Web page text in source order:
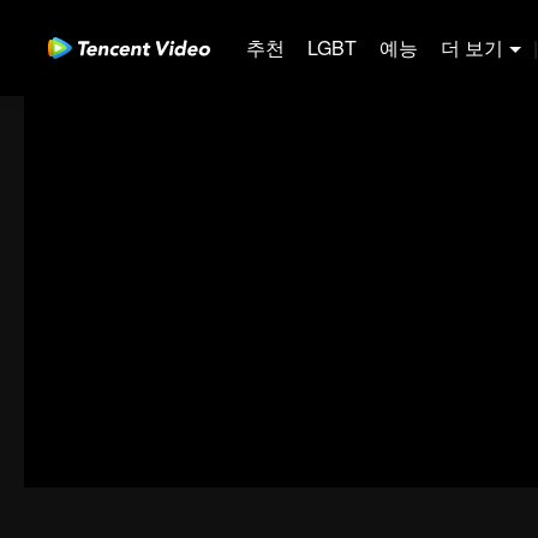
추천 LGBT 예능 더 보기 |